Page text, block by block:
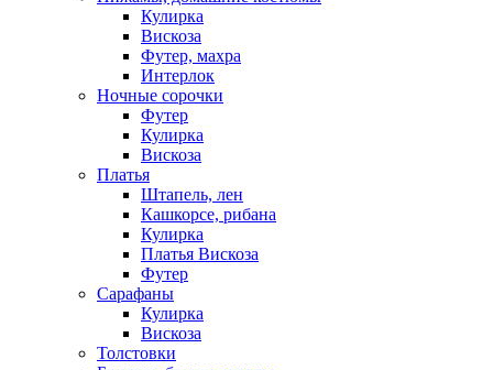
Кулирка
Вискоза
Футер, махра
Интерлок
Ночные сорочки
Футер
Кулирка
Вискоза
Платья
Штапель, лен
Кашкорсе, рибана
Кулирка
Платья Вискоза
Футер
Сарафаны
Кулирка
Вискоза
Толстовки